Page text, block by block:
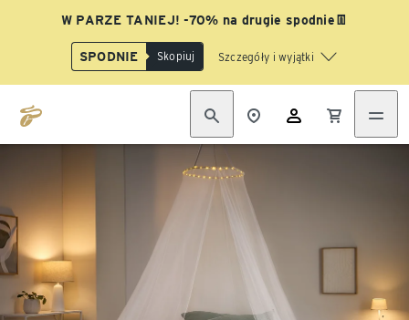
W PARZE TANIEJ! -70% na drugie spodnie👖
SPODNIE Skopiuj Szczegóły i wyjątki